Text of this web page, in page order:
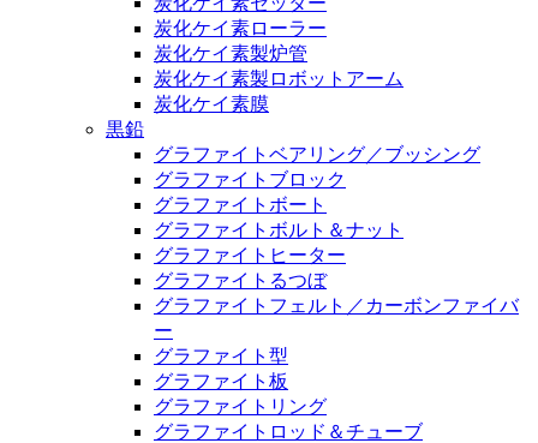
炭化ケイ素ローラー
炭化ケイ素製炉管
炭化ケイ素製ロボットアーム
炭化ケイ素膜
黒鉛
グラファイトベアリング／ブッシング
グラファイトブロック
グラファイトボート
グラファイトボルト＆ナット
グラファイトヒーター
グラファイトるつぼ
グラファイトフェルト／カーボンファイバ
ー
グラファイト型
グラファイト板
グラファイトリング
グラファイトロッド＆チューブ